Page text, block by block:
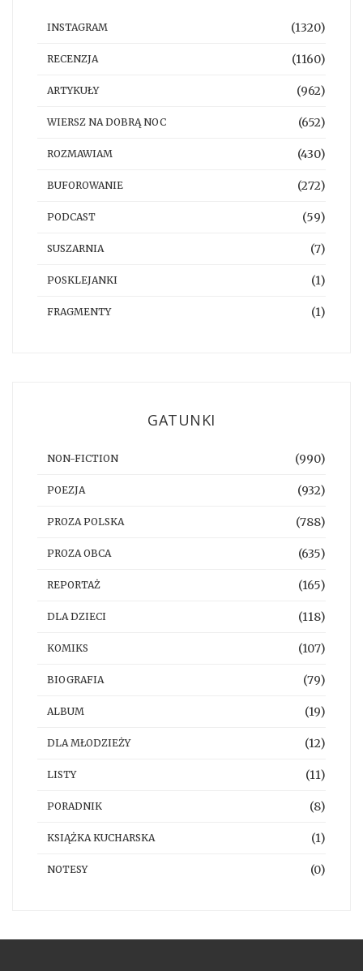
INSTAGRAM (1320)
RECENZJA (1160)
ARTYKUŁY (962)
WIERSZ NA DOBRĄ NOC (652)
ROZMAWIAM (430)
BUFOROWANIE (272)
PODCAST (59)
SUSZARNIA (7)
POSKLEJANKI (1)
FRAGMENTY (1)
GATUNKI
NON-FICTION (990)
POEZJA (932)
PROZA POLSKA (788)
PROZA OBCA (635)
REPORTAŻ (165)
DLA DZIECI (118)
KOMIKS (107)
BIOGRAFIA (79)
ALBUM (19)
DLA MŁODZIEŻY (12)
LISTY (11)
PORADNIK (8)
KSIĄŻKA KUCHARSKA (1)
NOTESY (0)